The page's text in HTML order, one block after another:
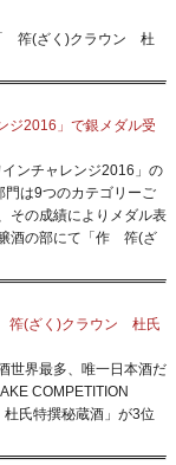
筰(ざく)クラウン 杜
ジ2016」で銀メダル受
ンチャレンジ2016」の
門は9つのカテゴリーご
その成績によりメダル表
酒の部にて「作 筰(ざ
筰(ざく)クラウン 杜氏
世界最多、唯一日本酒だ
COMPETITION
氏特撰秘蔵酒」が3位